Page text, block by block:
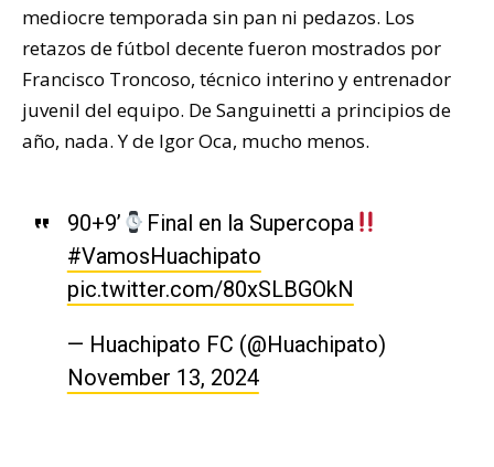
mediocre temporada sin pan ni pedazos. Los
retazos de fútbol decente fueron mostrados por
Francisco Troncoso, técnico interino y entrenador
juvenil del equipo. De Sanguinetti a principios de
año, nada. Y de Igor Oca, mucho menos.
90+9’
Final en la Supercopa
#VamosHuachipato
pic.twitter.com/80xSLBGOkN
— Huachipato FC (@Huachipato)
November 13, 2024